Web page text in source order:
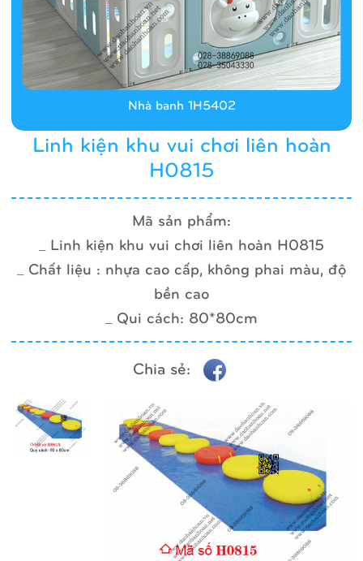
Linh kiện khu vui chơi liên hoàn
H0815
Mã sản phẩm:
_ Linh kiện khu vui chơi liên hoàn H0815
_ Chất liệu : nhựa cao cấp, không phai màu, độ
bền cao
_ Qui cách: 80*80cm
Chia sẻ:
Nhà banh 1H5402